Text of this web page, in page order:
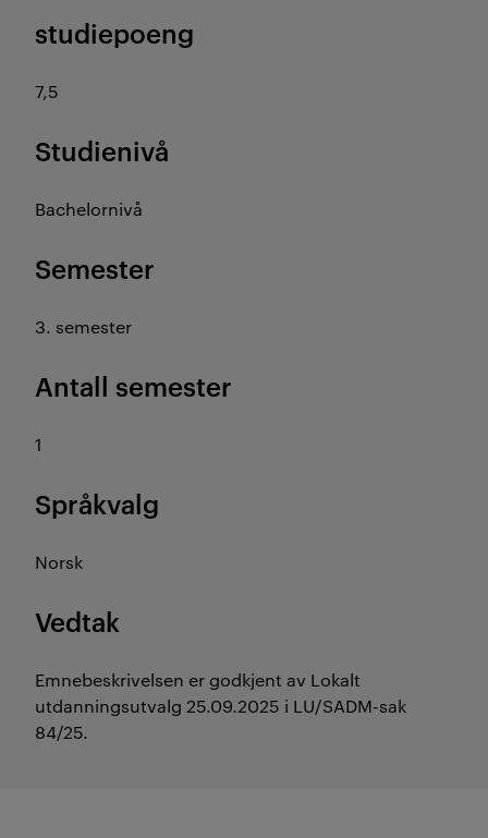
studiepoeng
7,5
Studienivå
Bachelornivå
Semester
3. semester
Antall semester
1
Språkvalg
Norsk
Vedtak
Emnebeskrivelsen er godkjent av Lokalt
utdanningsutvalg 25.09.2025 i LU/SADM-sak
84/25.